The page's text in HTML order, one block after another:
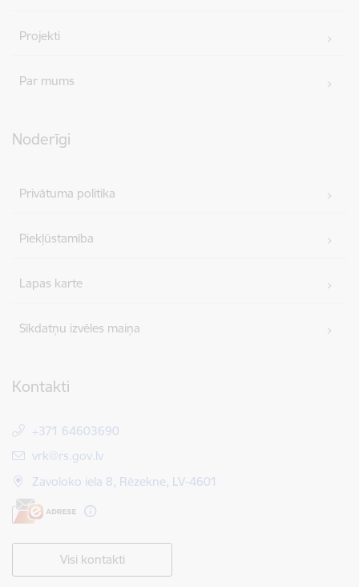
Projekti
Par mums
Noderīgi
Privātuma politika
Piekļūstamība
Lapas karte
Sīkdatņu izvēles maiņa
Kontakti
+371 64603690
E-pasts:
vrk@rs.gov.lv
Zavoloko iela 8, Rēzekne, LV-4601
Visi kontakti